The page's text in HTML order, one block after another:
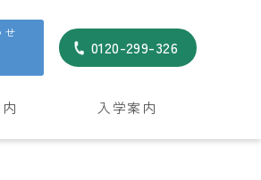
せ
0120-299-326
入学案内